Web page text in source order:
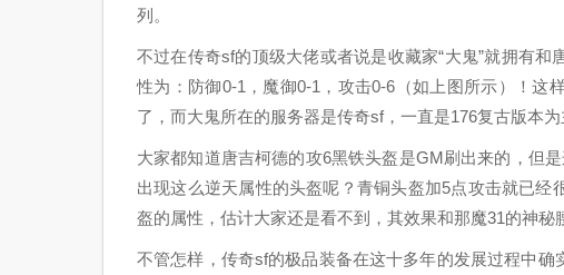
列。
不过在传奇sf的顶级大佬或者说是收藏家“大鬼”就拥有
性为：防御0-1，魔御0-1，攻击0-6（如上图所示）！这
了，而大鬼所在的服务器是传奇sf，一直是176复古版本
大家都知道唐吉柯德的攻6黑铁头盔是GM刷出来的，但
出现这么逆天属性的头盔呢？青铜头盔加5点攻击就已
盔的属性，估计大家还是看不到，其效果和那魔31的神秘
不管怎样，传奇sf的极品装备在这十多年的发展过程中